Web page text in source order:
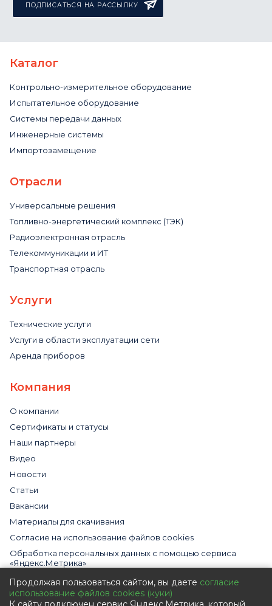
ПОДПИСАТЬСЯ НА РАССЫЛКУ
Каталог
Контрольно-измерительное оборудование
Испытательное оборудование
Системы передачи данных
Инженерные системы
Импортозамещение
Отрасли
Универсальные решения
Топливно-энергетический комплекс (ТЭК)
Радиоэлектронная отрасль
Телекоммуникации и ИТ
Транспортная отрасль
Услуги
Технические услуги
Услуги в области эксплуатации сети
Аренда приборов
Компания
О компании
Сертификаты и статусы
Наши партнеры
Видео
Новости
Статьи
Вакансии
Материалы для скачивания
Cогласие на использование файлов cookies
Обработка персональных данных с помощью сервиса
«Яндекс.Метрика»
Политика в отношении обработки персональных данных
Пользовательское соглашение
Продолжая пользоваться сайтом, вы даете согласие
использование файлов cookies (куки)